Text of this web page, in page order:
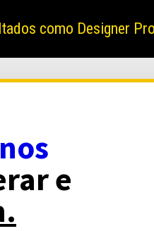
como Designer
nos
e